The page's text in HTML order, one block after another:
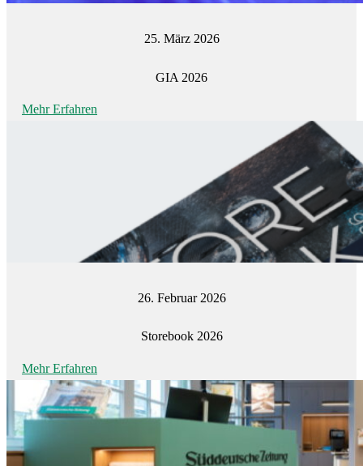
25. März 2026
GIA 2026
Mehr Erfahren
26. Februar 2026
Storebook 2026
Mehr Erfahren